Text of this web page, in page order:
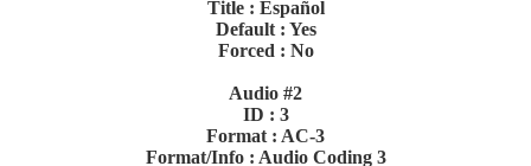
Title : Español
Default : Yes
Forced : No
Audio #2
ID : 3
Format : AC-3
Format/Info : Audio Coding 3